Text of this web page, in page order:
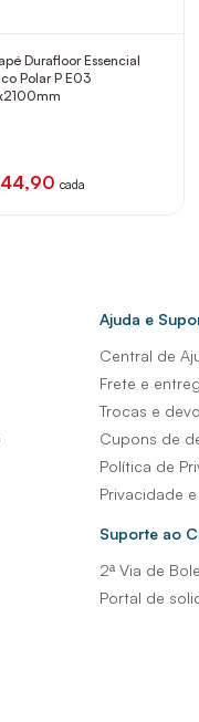
Durafloor Essencial
Polar P E03
44,90 cada
Ajuda e
Central de
Frete e
Trocas e
Cupons de
Política de
Privacidade
Suporte ao
2ª Via de
Portal de